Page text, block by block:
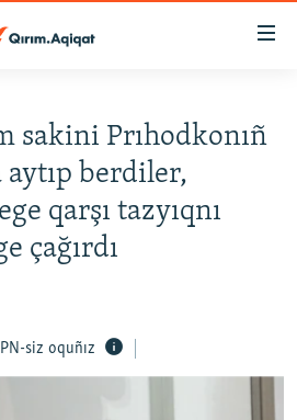
sakini Prıhodkonıñ
aytıp berdiler,
qarşı tazyıqnı
çağırdı
siz oquñız